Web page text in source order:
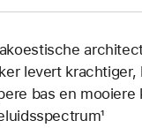
levert krachtiger,
bas en mooiere